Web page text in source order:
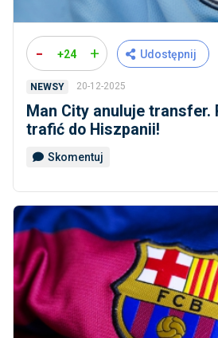
- +24 + Udostępnij
NEWSY 20-12-2025
Man City anuluje transfer.
trafić do Hiszpanii!
Skomentuj